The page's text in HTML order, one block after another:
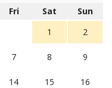
Balas
16
Fri Sat
Sun
1
2
7 8 9
14 15 16